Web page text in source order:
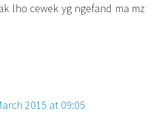
lho cewek yg ngefand ma mz
2015 at 09:05